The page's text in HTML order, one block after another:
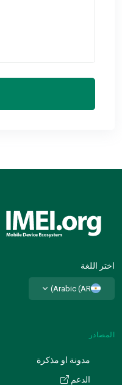
اختر اللغة
Arabic (AR)
المصادر
مدونة او مذكرة
الدعم